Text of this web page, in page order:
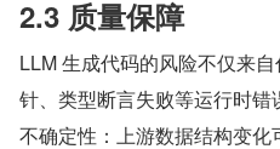
2.3 质量保障
LLM 生成代码的风险不仅来
针、类型断言失败等运行时
不确定性：上游数据结构变